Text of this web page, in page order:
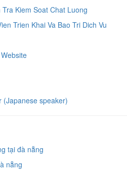
Kiem Soat Chat Luong
Trien Khai Va Bao Tri Dich Vu
(Japanese speaker)
tại đà nẵng
nẵng